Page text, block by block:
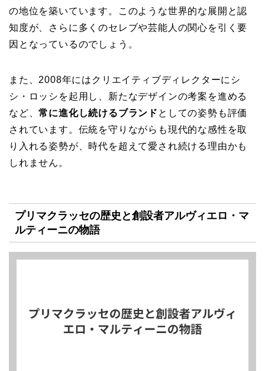
の地位を築いています。このような世界的な展開と認
知度が、さらに多くのセレブや芸能人の関心を引く要
因となっているのでしょう。
また、2008年にはクリエイティブディレクターにシ
シ・ロッシを起用し、新たなデザインの考案を進める
など、常に進化し続けるブランド としての姿勢も評価
されています。伝統を守りながらも現代的な感性を取
り入れる姿勢が、時代を超えて愛され続ける理由かも
しれません。
プリマクラッセの歴史と創設者アルヴィエロ・マ
ルティーニの物語